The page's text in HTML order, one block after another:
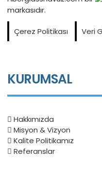
markasıdır.
Çerez Politikası Veri
KURUMSAL
Hakkımızda
Misyon & Vizyon
Kalite Politikamız
Referanslar